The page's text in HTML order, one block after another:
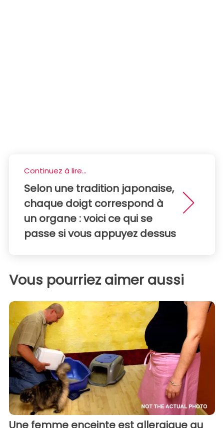
Continuez à lire...
Selon une tradition japonaise,
chaque doigt correspond à
un organe : voici ce qui se
passe si vous appuyez dessus
Vous pourriez aimer aussi
Une femme enceinte est allergique au